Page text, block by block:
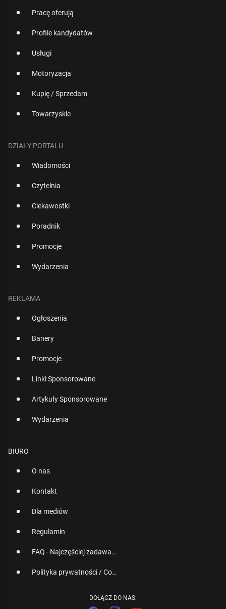
Pracę oferują
Profile kandydatów
Usługi
Motoryzacja
Kupię / Sprzedam
Towarzyskie
DZIAŁY PORTALU
Wiadomości
Czytelnia
Ciekawostki
Poradnik
Promocje
Wydarzenia
REKLAMA
Ogłoszenia
Banery
Promocje
Linki Sponsorowane
Artykuły Sponsorowane
Wydarzenia
BIURO
O nas
Kontakt
Dla mediów
Regulamin
FAQ - Najczęściej zadawane pytania
Polityka prywatności / Cookies
DOŁĄCZ DO NAS: